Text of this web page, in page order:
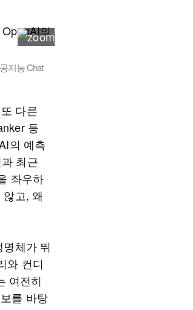
지능 Chat
다른
등
의 예측
최근
좌우하
고, 왜
체가 뛰
와 컨디
여전히
를 바탕